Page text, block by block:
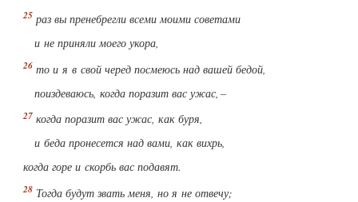
раз вы пренебрегли всеми моими советами
и не приняли моего укора,
то и я в свой черед посмеюсь над вашей бедой,
поиздеваюсь, когда поразит вас ужас, –
когда поразит вас ужас, как буря,
и беда пронесется над вами, как вихрь,
когда горе и скорбь вас подавят.
Тогда будут звать меня, но я не отвечу;